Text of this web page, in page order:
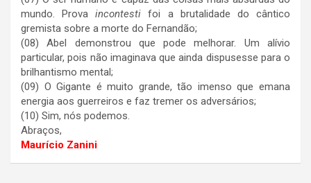
mundo. Provaincontesti foi a brutalidade do cântico
gremista sobre a morte do Fernandão;
(08) Abel demonstrou que pode melhorar. Um alívio
particular, pois não imaginava que ainda dispusesse para o
brilhantismo mental;
(09) O Gigante é muito grande, tão imenso que emana
energia aos guerreiros e faz tremer os adversários;
(10) Sim, nós podemos.
Abraços,
Maurício Zanini